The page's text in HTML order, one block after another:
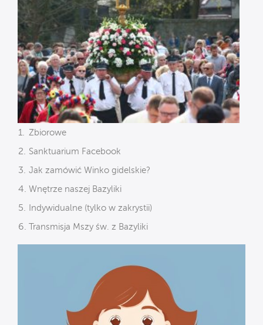
Zbiorowe
Sanktuarium Facebook
Jak zamówić Winko gidelskie?
Wnętrze naszej Bazyliki
Indywidualne (tylko w zakrystii)
Transmisja Mszy św. z Bazyliki